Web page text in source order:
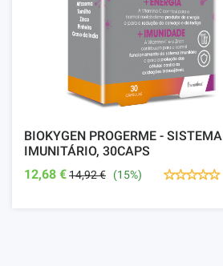
BIOKYGEN PROGERME - SISTEMA
IMUNITÁRIO, 30CAPS
12,68 €14,92 € (15%)